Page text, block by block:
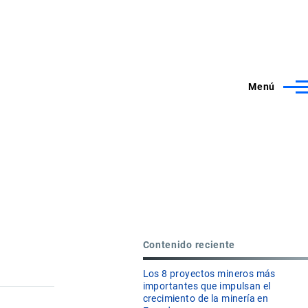
Menú
Contenido reciente
Los 8 proyectos mineros más
importantes que impulsan el
crecimiento de la minería en